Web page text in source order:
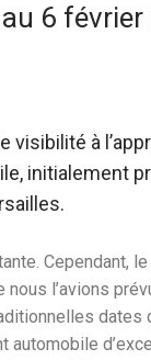
6 février
à
initialement
Cependant,
l’avions
dates